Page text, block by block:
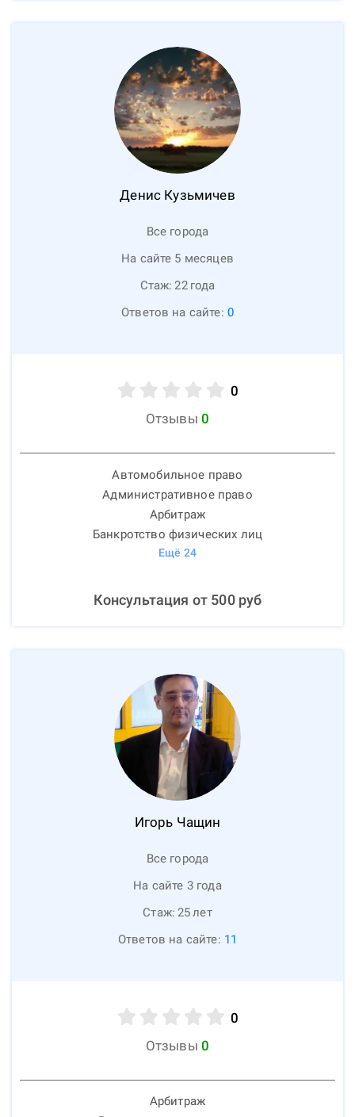
Денис Кузьмичев
Все города
На сайте 5 месяцев
Стаж: 22 года
Ответов на сайте: 0
0
Отзывы 0
Автомобильное право
Административное право
Арбитраж
Банкротство физических лиц
Ещё 24
Консультация от 500руб
Игорь Чащин
Все города
На сайте 3 года
Стаж: 25лет
Ответов на сайте: 11
0
Отзывы 0
Арбитраж